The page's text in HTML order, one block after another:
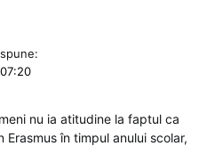
spune:
nu ia atitudine la faptul ca
în timpul anului scolar,